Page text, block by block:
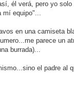
él verá, pero yo solo
equipo"...
en una camiseta
parece un
burrada)...
el padre al